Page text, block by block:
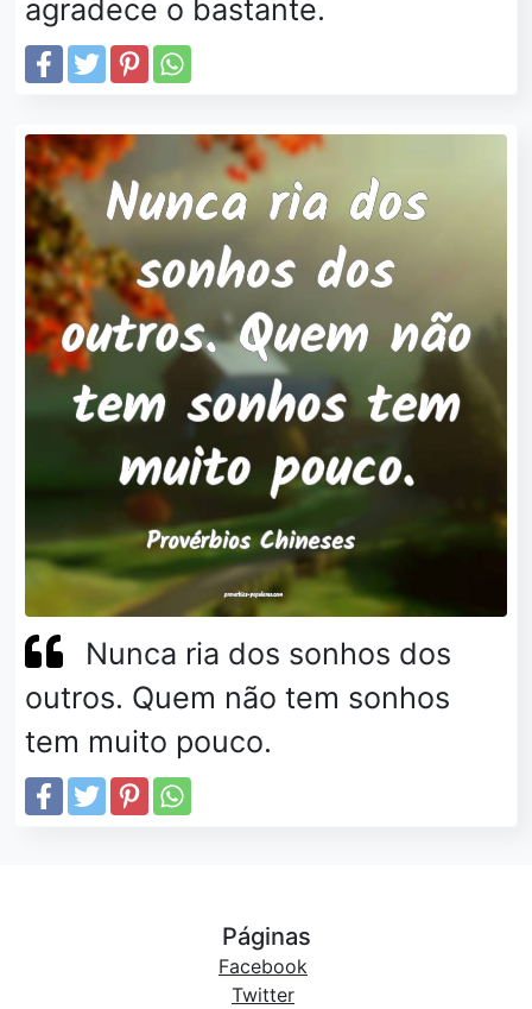
agradece o bastante.
Nunca ria dos sonhos dos
outros. Quem não tem sonhos
tem muito pouco.
Páginas
Facebook
Twitter